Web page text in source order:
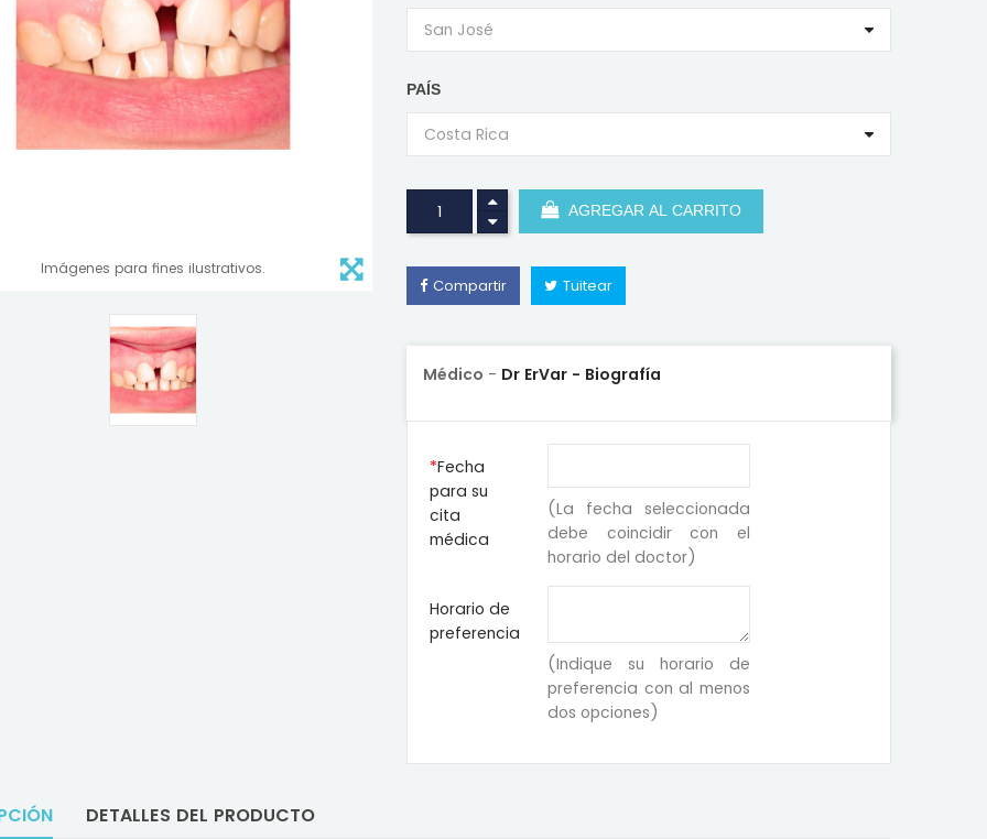
Imágenes para fines ilustrativos.
PAÍS
AGREGAR AL CARRITO
Compartir Tuitear
Médico - Dr ErVar - Biografía
Fecha
para su
cita
médica
(La fecha seleccionada
debe coincidir con el
horario del doctor)
Horario de
preferencia
(Indique su horario de
preferencia con al menos
dos opciones)
DETALLES DEL PRODUCTO